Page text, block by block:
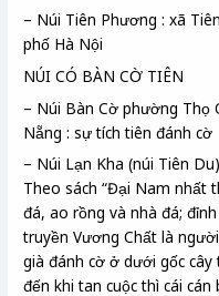
– Núi Tiên Phương : xã
phố Hà Nội
NÚI CÓ BÀN CỜ TIÊN
– Núi Bàn Cờ phường Thọ
Nẵng : sự tích tiên đánh cờ
– Núi Lạn Kha (núi Tiên
Theo sách “Đại Nam nhất
đá, ao rồng và nhà đá;
truyền Vương Chất là
già đánh cờ ở dưới gốc
đến khi tan cuộc thì cái